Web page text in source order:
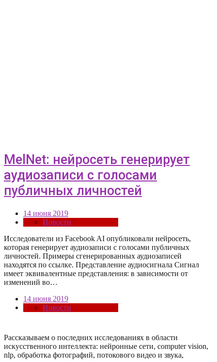
MelNet: нейросеть генерирует
аудиозаписи с голосами
публичных личностей
14 июня 2019
Новости
Исследователи из Facebook AI опубликовали нейросеть,
которая генерирует аудиозаписи с голосами публичных
личностей. Примеры сгенерированных аудиозаписей
находятся по ссылке. Представление аудиосигнала Сигнал
имеет эквивалентные представления: в зависимости от
изменений во…
14 июня 2019
Новости
Рассказываем о последних исследованиях в области
искусcтвенного интеллекта: нейронные сети, computer vision,
nlp, обработка фотографий, потокового видео и звука,